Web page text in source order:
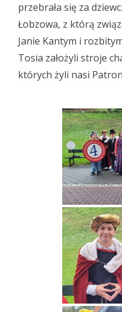
przebrała się za
Łobzowa, z którą
Janie Kantym i
Tosia założyli stroje
których żyli nasi